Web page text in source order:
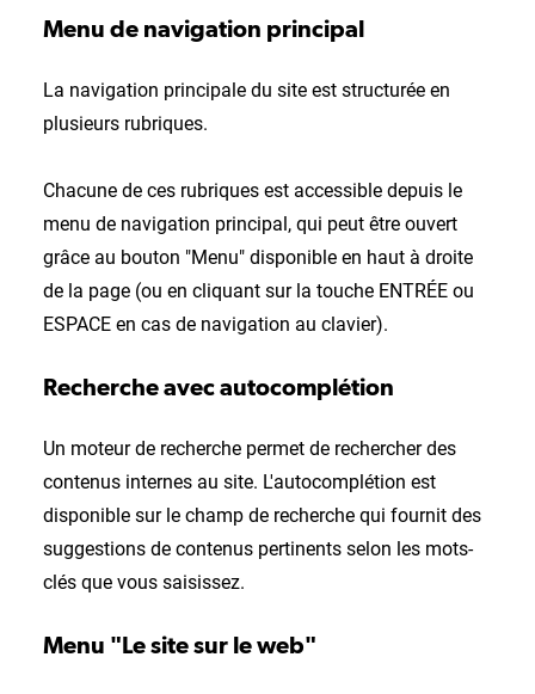
Menu de navigation principal
La navigation principale du site est structurée en
plusieurs rubriques.
Chacune de ces rubriques est accessible depuis le
menu de navigation principal, qui peut être ouvert
grâce au bouton "Menu" disponible en haut à droite
de la page (ou en cliquant sur la touche ENTRÉE ou
ESPACE en cas de navigation au clavier).
Recherche avec autocomplétion
Un moteur de recherche permet de rechercher des
contenus internes au site. L'autocomplétion est
disponible sur le champ de recherche qui fournit des
suggestions de contenus pertinents selon les mots-
clés que vous saisissez.
Menu "Le site sur le web"